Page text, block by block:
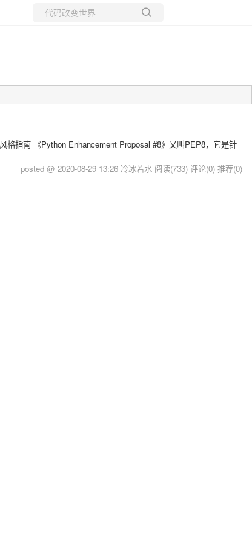
格指南 《Python Enhancement Proposal #8》又叫PEP8，它是针
posted @ 2020-08-29 13:26 冷冰若水 阅读(733) 评论(0) 推荐(0)